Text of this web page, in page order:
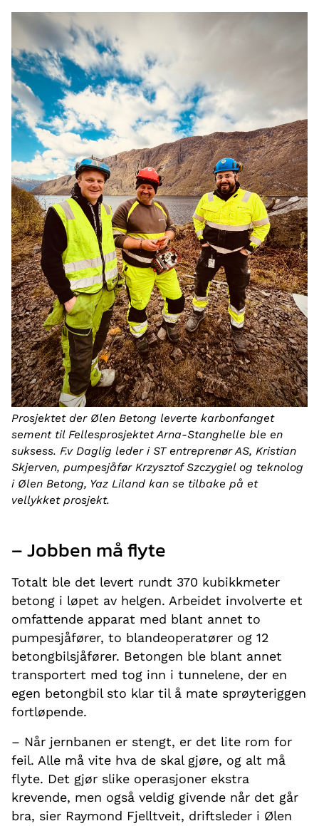
Prosjektet der Ølen Betong leverte karbonfanget
sement til Fellesprosjektet Arna-Stanghelle ble en
suksess. F.v Daglig leder i ST entreprenør AS, Kristian
Skjerven, pumpesjåfør Krzysztof Szczygiel og teknolog
i Ølen Betong, Yaz Liland kan se tilbake på et
vellykket prosjekt.
– Jobben må flyte
Totalt ble det levert rundt 370 kubikkmeter
betong i løpet av helgen. Arbeidet involverte et
omfattende apparat med blant annet to
pumpesjåfører, to blandeoperatører og 12
betongbilsjåfører. Betongen ble blant annet
transportert med tog inn i tunnelene, der en
egen betongbil sto klar til å mate sprøyteriggen
fortløpende.
– Når jernbanen er stengt, er det lite rom for
feil. Alle må vite hva de skal gjøre, og alt må
flyte. Det gjør slike operasjoner ekstra
krevende, men også veldig givende når det går
bra, sier Raymond Fjelltveit, driftsleder i Ølen